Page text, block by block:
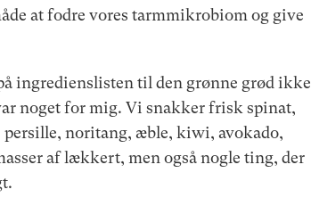
at fodre vores tarmmikrobiom og give
ingredienslisten til den grønne grød ikke
noget for mig. Vi snakker frisk spinat,
noritang, æble, kiwi, avokado,
af lækkert, men også nogle ting, der